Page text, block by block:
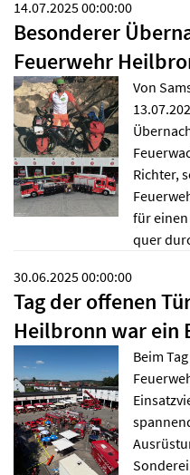
14.07.2025 00:00:00
Besonderer
Feuerwehr
Von
Richter,
für einen
quer
30.06.2025 00:00:00
Tag der offenen
Heilbronn war ein
Beim